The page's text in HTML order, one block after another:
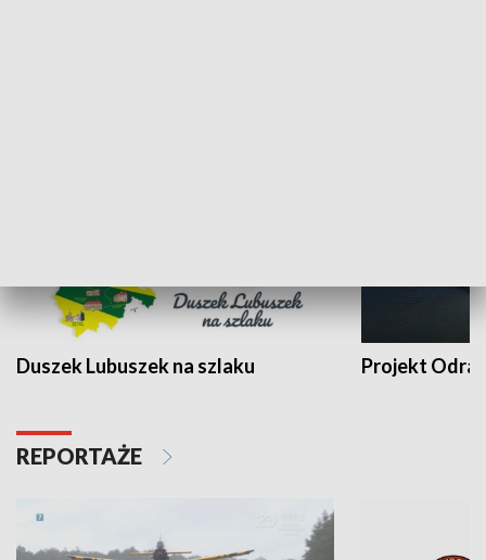
Duszek Lubuszek na szlaku Projekt Odra
REPORTAŻE